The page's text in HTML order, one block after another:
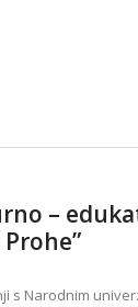
–
s Narodnim